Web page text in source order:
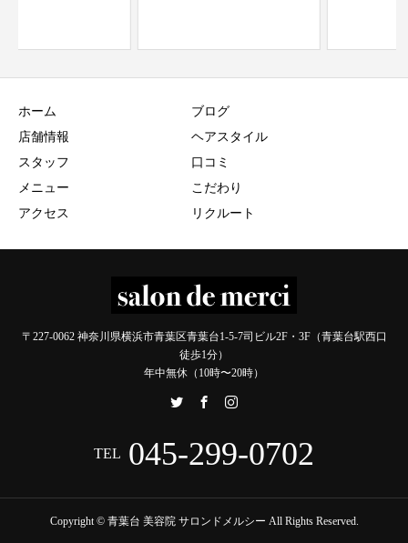
ホーム
店舗情報
スタッフ
メニュー
アクセス
ブログ
ヘアスタイル
口コミ
こだわり
リクルート
〒227-0062 神奈川県横浜市青葉区青葉台1-5-7司ビル2F・3F（青葉台駅西口
徒歩1分）
年中無休（10時〜20時）
TEL 045-299-0702
Copyright © 青葉台 美容院 サロンドメルシー All Rights Reserved.